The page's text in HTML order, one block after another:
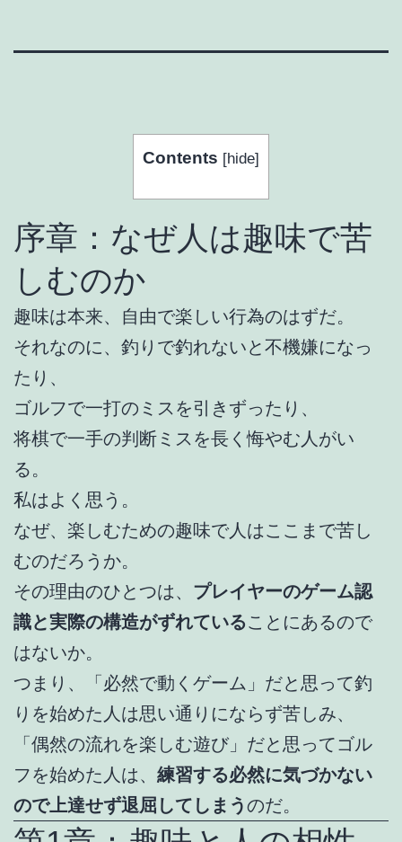
Contents [hide]
序章：なぜ人は趣味で苦
しむのか
趣味は本来、自由で楽しい行為のはずだ。
それなのに、釣りで釣れないと不機嫌になっ
たり、
ゴルフで一打のミスを引きずったり、
将棋で一手の判断ミスを長く悔やむ人がい
る。
私はよく思う。
なぜ、楽しむための趣味で人はここまで苦し
むのだろうか。
その理由のひとつは、 プレイヤーのゲーム認
識と実際の構造がずれていることにあるので
はないか。
つまり、「必然で動くゲーム」だと思って釣
りを始めた人は思い通りにならず苦しみ、
「偶然の流れを楽しむ遊び」だと思ってゴル
フを始めた人は、 練習する必然に気づかない
ので上達せず退屈してしまうのだ。